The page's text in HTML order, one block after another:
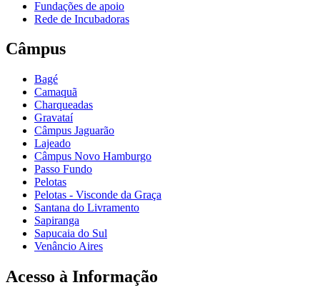
Fundações de apoio
Rede de Incubadoras
Câmpus
Bagé
Camaquã
Charqueadas
Gravataí
Câmpus Jaguarão
Lajeado
Câmpus Novo Hamburgo
Passo Fundo
Pelotas
Pelotas - Visconde da Graça
Santana do Livramento
Sapiranga
Sapucaia do Sul
Venâncio Aires
Acesso à Informação